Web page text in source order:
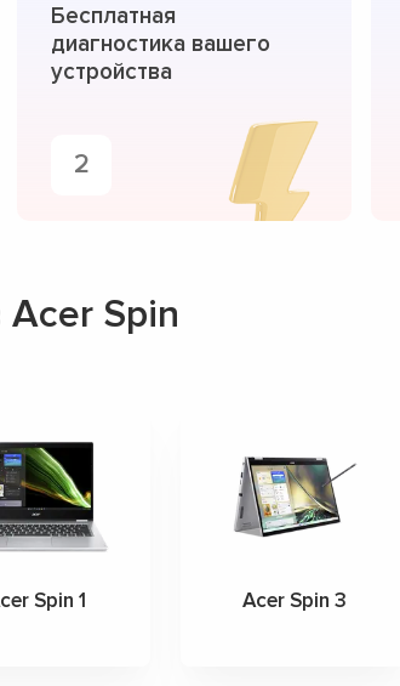
Бесплатная
диагностика вашего
устройства
2
Spin
Spin 1 Acer Spin 3